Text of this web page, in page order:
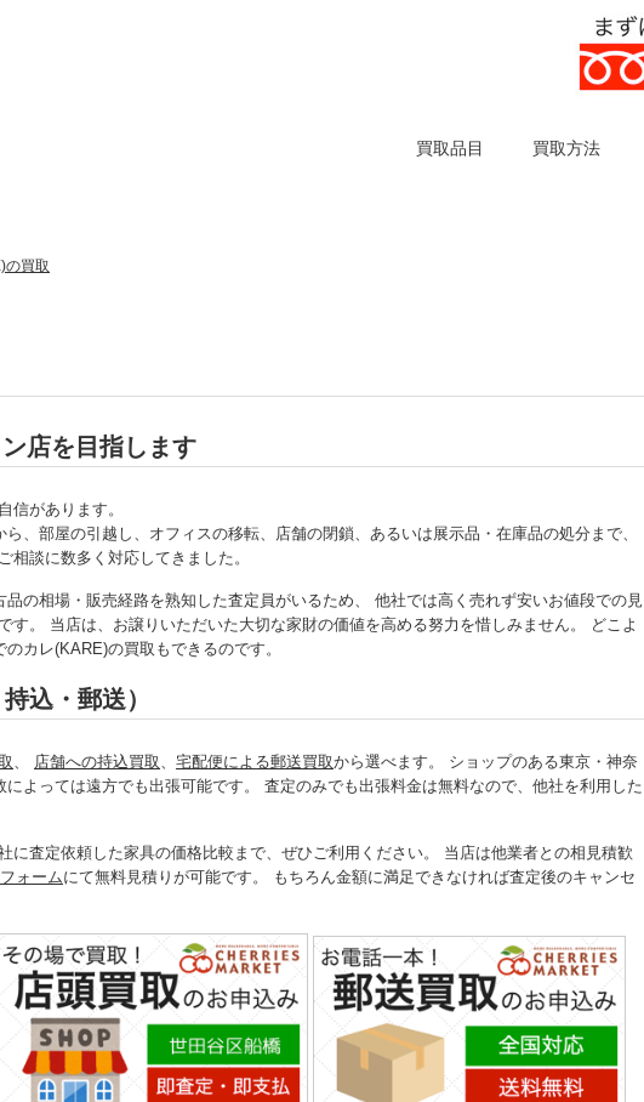
買取品目 買取方法
の買取
店を目指します
信があります。
、部屋の引越し、オフィスの移転、店舗の閉鎖、あるいは展示品・在庫品の処分まで、
談に数多く対応してきました。
の相場・販売経路を熟知した査定員がいるため、 他社では高く売れず安いお値段での見
す。 当店は、お譲りいただいた大切な家財の価値を高める努力を惜しみません。 どこよ
カレ(KARE)の買取もできるのです。
込・郵送）
、 店舗への持込買取 、 宅配便による郵送買取から選べます。 ショップのある東京・神奈
よっては遠方でも出張可能です。 査定のみでも出張料金は無料なので、他社を利用した
に査定依頼した家具の価格比較まで、ぜひご利用ください。 当店は他業者との相見積歓
ォームにて無料見積りが可能です。 もちろん金額に満足できなければ査定後のキャンセ